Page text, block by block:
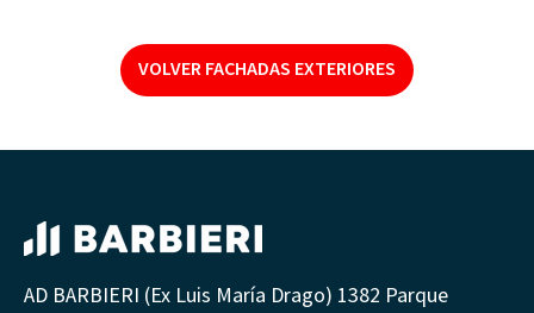
VOLVER FACHADAS EXTERIORES
AD BARBIERI (Ex Luis María Drago) 1382 Parque